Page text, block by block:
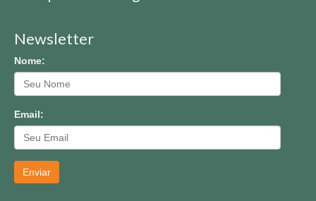
Newsletter
Nome:
Email:
Enviar